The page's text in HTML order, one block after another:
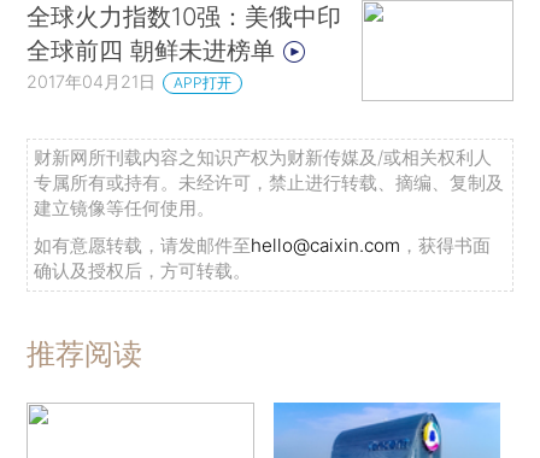
全球火力指数10强：美俄中印
全球前四 朝鲜未进榜单
2017年04月21日 APP打开
财新网所刊载内容之知识产权为财新传媒及/或相关权利人
专属所有或持有。未经许可，禁止进行转载、摘编、复制及
建立镜像等任何使用。
如有意愿转载，请发邮件至hello@caixin.com ，获得书面
确认及授权后，方可转载。
推荐阅读